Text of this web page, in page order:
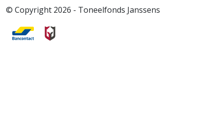
© Copyright 2026 - Toneelfonds Janssens